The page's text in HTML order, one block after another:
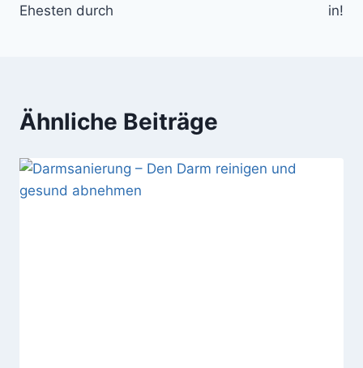
Ehesten durch
in!
Ähnliche Beiträge